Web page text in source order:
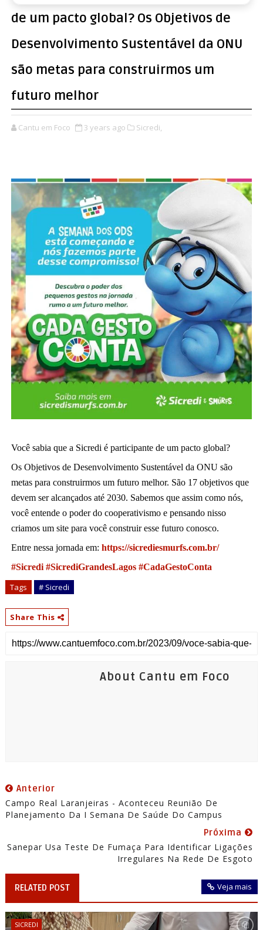
de um pacto global? Os Objetivos de
Desenvolvimento Sustentável da ONU
são metas para construirmos um
futuro melhor
Cantu em Foco 3 years ago Sicredi,
Você sabia que a Sicredi é participante de um pacto global?
Os Objetivos de Desenvolvimento Sustentável da ONU são
metas para construirmos um futuro melhor. São 17 objetivos que
devem ser alcançados até 2030. Sabemos que assim como nós,
você entende o poder do cooperativismo e pensando nisso
criamos um site para você construir esse futuro conosco.
Entre nessa jornada em: https://sicrediesmurfs.com.br/
#Sicredi #SicrediGrandesLagos #CadaGestoConta
Tags # Sicredi
Share This
About Cantu em Foco
Anterior
Campo Real Laranjeiras - Aconteceu Reunião De
Planejamento Da I Semana De Saúde Do Campus
Próxima
Sanepar Usa Teste De Fumaça Para Identificar Ligações
Irregulares Na Rede De Esgoto
RELATED POST Veja mais
SICREDI